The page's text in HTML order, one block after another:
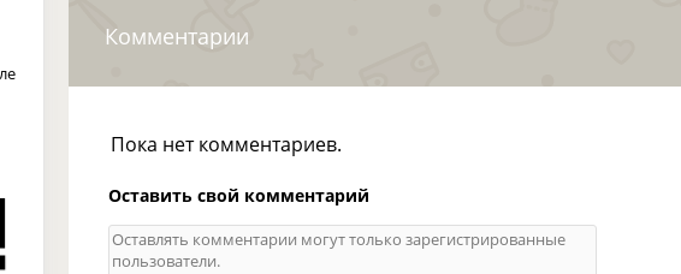
Комментарии
Пока нет комментариев.
Оставить свой комментарий